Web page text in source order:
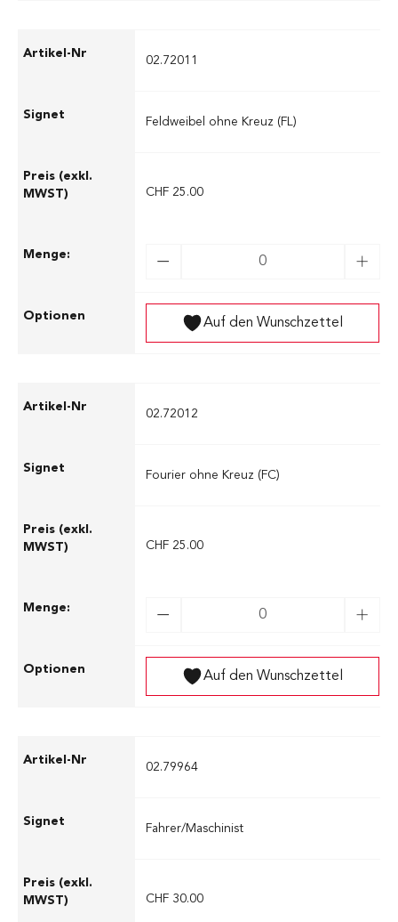
02.72011
Feldweibel ohne Kreuz (FL)
CHF 25.00
Auf den Wunschzettel
02.72012
Fourier ohne Kreuz (FC)
CHF 25.00
Auf den Wunschzettel
02.79964
Fahrer/Maschinist
CHF 30.00